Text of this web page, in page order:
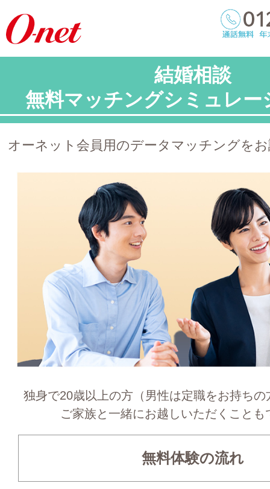
結婚相談
無料マッチングシミュレー
オーネット会員用のデータマッチングを
独身で20歳以上の方（男性は定職をお持ち
ご家族と一緒にお越しいただくことも
無料体験の流れ